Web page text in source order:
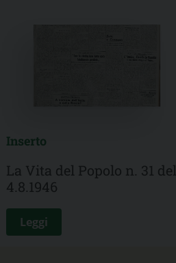
Inserto
La Vita del Popolo n. 31 del
4.8.1946
Leggi